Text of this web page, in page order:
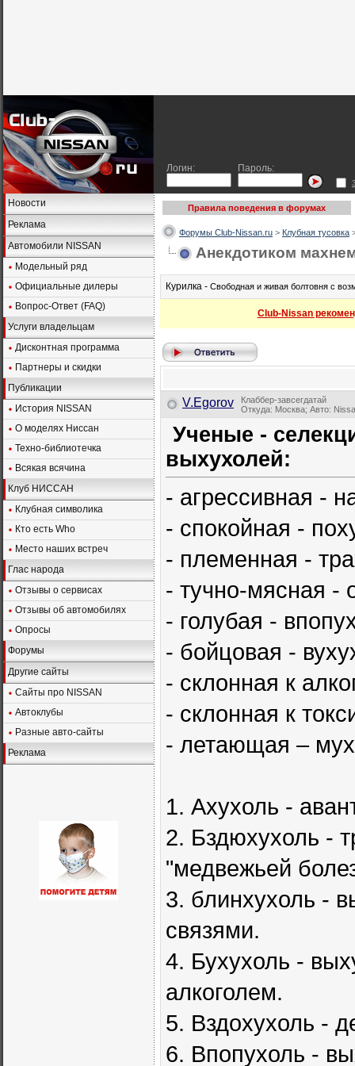
Логин: Пароль:
Новости
Реклама
Автомобили NISSAN
Модельный ряд
Официальные дилеры
Вопрос-Ответ (FAQ)
Услуги владельцам
Дисконтная программа
Партнеры и скидки
Публикации
История NISSAN
О моделях Ниссан
Техно-библиотечка
Всякая всячина
Клуб НИССАН
Клубная символика
Кто есть Who
Место наших встреч
Глас народа
Отзывы о сервисах
Отзывы об автомобилях
Опросы
Форумы
Другие сайты
Сайты про NISSAN
Автоклубы
Разные авто-сайты
Реклама
Правила поведения в форумах
Форумы Club-Nissan.ru > Клубная тусовка
Анекдотиком
Курилка - Свободная и живая болтовня с
Club-Nissan
V.Egorov
Клаббер-завсегдатай
Откуда: Москва; Авто:
Ученые -
выхухолей:
- агрессивная -
- спокойная -
- племенная -
- тучно-мясная -
- голубая -
- бойцовая -
- склонная к
- склонная к
- летающая –
1. Ахухоль -
2. Бздюхухоль -
"медвежьей
3. блинхухоль -
связями.
4. Бухухоль -
алкоголем.
5. Вздохухоль -
6. Впопухоль -